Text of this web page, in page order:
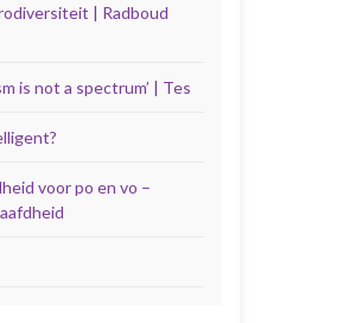
| Radboud
is not a spectrum’ | Tes
voor po en vo –